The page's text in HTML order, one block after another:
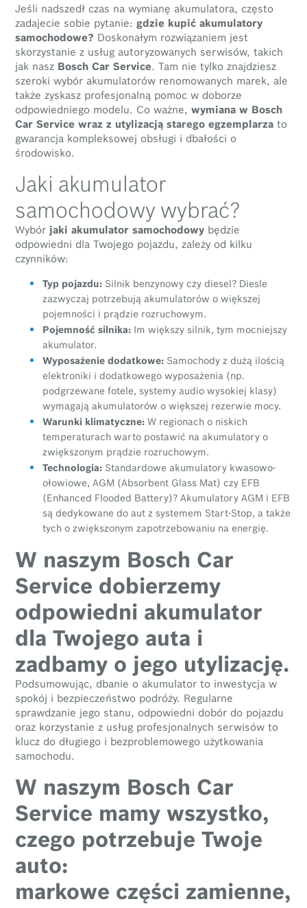
Jeśli nadszedł czas na wymianę akumulatora, często
zadajecie sobie pytanie: gdzie kupić akumulatory
samochodowe? Doskonałym rozwiązaniem jest
skorzystanie z usług autoryzowanych serwisów, takich
jak nasz Bosch Car Service. Tam nie tylko znajdziesz
szeroki wybór akumulatorów renomowanych marek, ale
także zyskasz profesjonalną pomoc w doborze
odpowiedniego modelu. Co ważne, wymiana w Bosch
Car Service wraz z utylizacją starego egzemplarza to
gwarancja kompleksowej obsługi i dbałości o
środowisko.
Jaki akumulator
samochodowy wybrać?
Wybór jaki akumulator samochodowy będzie
odpowiedni dla Twojego pojazdu, zależy od kilku
czynników:
Typ pojazdu: Silnik benzynowy czy diesel? Diesle
zazwyczaj potrzebują akumulatorów o większej
pojemności i prądzie rozruchowym.
Pojemność silnika: Im większy silnik, tym mocniejszy
akumulator.
Wyposażenie dodatkowe: Samochody z dużą ilością
elektroniki i dodatkowego wyposażenia (np.
podgrzewane fotele, systemy audio wysokiej klasy)
wymagają akumulatorów o większej rezerwie mocy.
Warunki klimatyczne: W regionach o niskich
temperaturach warto postawić na akumulatory o
zwiększonym prądzie rozruchowym.
Technologia: Standardowe akumulatory kwasowo-
ołowiowe, AGM (Absorbent Glass Mat) czy EFB
(Enhanced Flooded Battery)? Akumulatory AGM i EFB
są dedykowane do aut z systemem Start-Stop, a także
tych o zwiększonym zapotrzebowaniu na energię.
W naszym Bosch Car
Service dobierzemy
odpowiedni akumulator
dla Twojego auta i
zadbamy o jego utylizację.
Podsumowując, dbanie o akumulator to inwestycja w
spokój i bezpieczeństwo podróży. Regularne
sprawdzanie jego stanu, odpowiedni dobór do pojazdu
oraz korzystanie z usług profesjonalnych serwisów to
klucz do długiego i bezproblemowego użytkowania
samochodu.
W naszym Bosch Car
Service mamy wszystko,
czego potrzebuje Twoje
auto:
markowe części zamienne,